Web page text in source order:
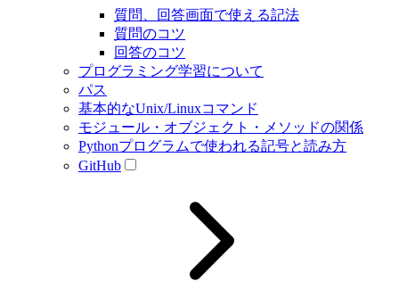
質問、回答画面で使える記法
質問のコツ
回答のコツ
プログラミング学習について
パス
基本的なUnix/Linuxコマンド
モジュール・オブジェクト・メソッドの関係
Pythonプログラムで使われる記号と読み方
GitHub